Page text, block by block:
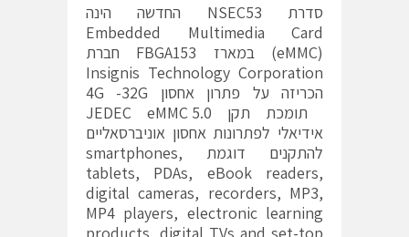
סדרת NSEC53 החדשה הינה
Embedded Multimedia Card
(eMMC) במארז FBGA153 חברת
Insignis Technology Corporation
הכריזה על פתרון אחסון 4G -32G
תומכת תקן JEDEC eMMC 5.0
אידיאלי לפתרונות אחסון אוניברסאליים
להתקנים דוגמת smartphones,
tablets, PDAs, eBook readers,
digital cameras, recorders, MP3,
MP4 players, electronic learning
products, digital TVs and set-top